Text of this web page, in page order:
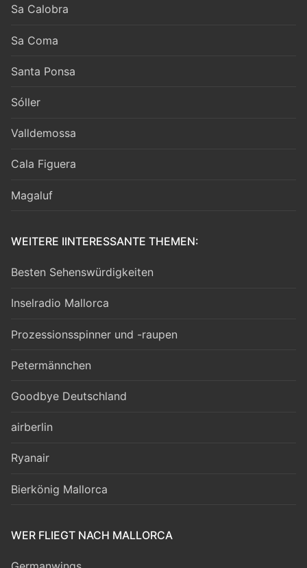
Sa Calobra
Sa Coma
Santa Ponsa
Sóller
Valldemossa
Cala Figuera
Magaluf
WEITERE IINTERESSANTE THEMEN:
Besten Sehenswürdigkeiten
Inselradio Mallorca
Prozessionsspinner und -raupen
Petermännchen
Goodbye Deutschland
airberlin
Ryanair
Bierkönig Mallorca
WER FLIEGT NACH MALLORCA